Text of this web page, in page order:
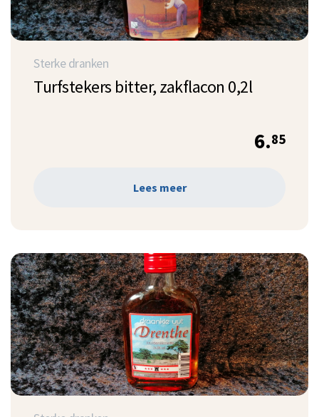
Sterke dranken
Turfstekers bitter, zakflacon 0,2l
6.85
Lees meer